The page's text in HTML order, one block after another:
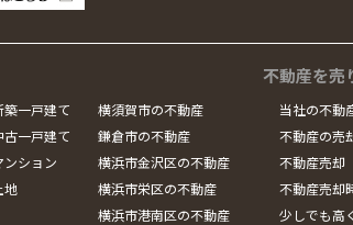
築一戸建て
古一戸建て
ンション
地
横須賀市の不動産
鎌倉市の不動産
横浜市金沢区の不動産
横浜市栄区の不動産
横浜市港南区の不動産
不動産を売
当社の不動
不動産の売
不動産売却
不動産売却
少しでも高